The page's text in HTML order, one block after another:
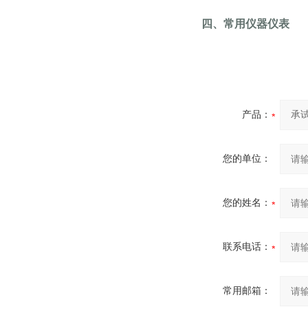
四、常用仪器仪表
产品：
您的单位：
您的姓名：
联系电话：
常用邮箱：